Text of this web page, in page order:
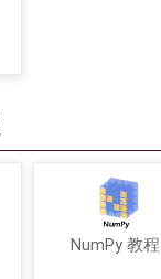
NumPy 教程